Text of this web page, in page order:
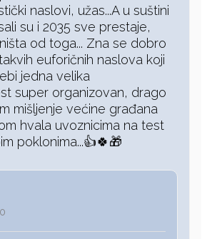
naslovi, užas...A u suštini
su i 2035 sve prestaje,
od toga... Zna se dobro
euforičnih naslova koji
jedna velika
super organizovan, drago
mišljenje većine građana
hvala uvoznicima na test
poklonima...👍🍀🎁